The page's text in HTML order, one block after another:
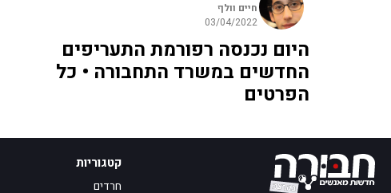
חיים וולף
03/04/2022
היום נכנסה רפורמת התעריפים
החדשים במשרד התחבורה • כל
הפרטים
קטגוריות
חרדים